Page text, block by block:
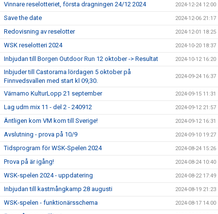
Vinnare reselotteriet, första dragningen 24/12 2024 2024-12-24 12:00
Save the date 2024-12-06 21:17
Redovisning av reselotter 2024-12-01 18:25
WSK reselotteri 2024 2024-10-20 18:37
Inbjudan till Borgen Outdoor Run 12 oktober -> Resultat 2024-10-12 16:20
Inbjuder till Castorama lördagen 5 oktober på
Finnvedsvallen med start kl 09,30.
2024-09-24 16:37
Värnamo KulturLopp 21 september 2024-09-15 11:31
Lag udm mix 11 - del 2 - 240912 2024-09-12 21:57
Äntligen kom VM kom till Sverige! 2024-09-12 16:31
Avslutning - prova på 10/9 2024-09-10 19:27
Tidsprogram för WSK-Spelen 2024 2024-08-24 15:26
Prova på är igång! 2024-08-24 10:40
WSK-spelen 2024 - uppdatering 2024-08-22 17:49
Inbjudan till kastmångkamp 28 augusti 2024-08-19 21:23
WSK-spelen - funktionärsschema 2024-08-17 14:00